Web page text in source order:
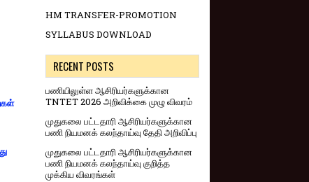
HM TRANSFER-PROMOTION
SYLLABUS DOWNLOAD
RECENT POSTS
பணியிலுள்ள ஆசிரியர்களுக்கான
TNTET 2026 அறிவிக்கை முழு விவரம்
முதுகலை பட்டதாரி ஆசிரியர்களுக்கான
பணி நியமனக் கலந்தாய்வு தேதி அறிவிப்பு
முதுகலை பட்டதாரி ஆசிரியர்களுக்கான
பணி நியமனக் கலந்தாய்வு குறித்த
முக்கிய விவரங்கள்